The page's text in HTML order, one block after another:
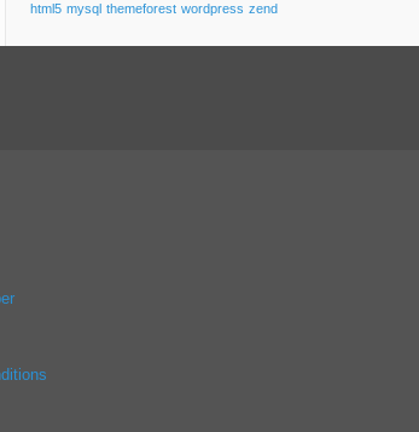
html5 mysql themeforest wordpress zend